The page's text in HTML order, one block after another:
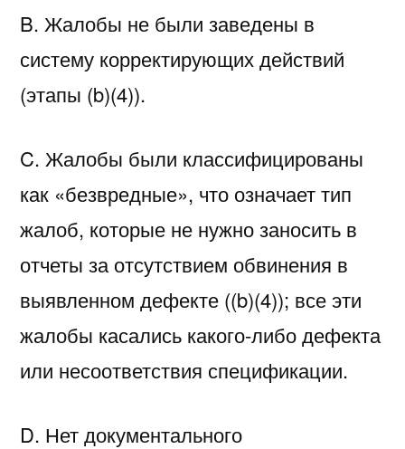
B. Жалобы не были заведены в
систему корректирующих действий
(этапы (b)(4)).
C. Жалобы были классифицированы
как «безвредные», что означает тип
жалоб, которые не нужно заносить в
отчеты за отсутствием обвинения в
выявленном дефекте ((b)(4)); все эти
жалобы касались какого-либо дефекта
или несоответствия спецификации.
D. Нет документального